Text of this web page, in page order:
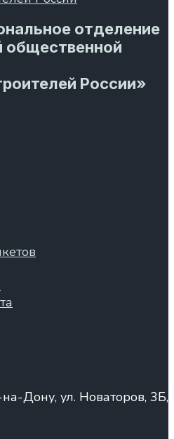
отделение
России»
Дону, ул. Новаторов, 3Б,